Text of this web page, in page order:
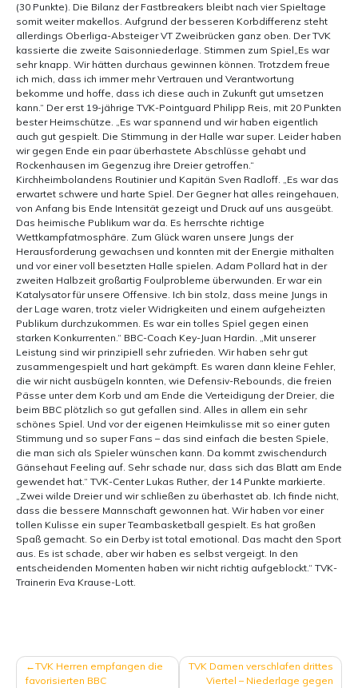
(30 Punkte). Die Bilanz der Fastbreakers bleibt nach vier Spieltage
somit weiter makellos. Aufgrund der besseren Korbdifferenz steht
allerdings Oberliga-Absteiger VT Zweibrücken ganz oben. Der TVK
kassierte die zweite Saisonniederlage. Stimmen zum Spiel„Es war
sehr knapp. Wir hätten durchaus gewinnen können. Trotzdem freue
ich mich, dass ich immer mehr Vertrauen und Verantwortung
bekomme und hoffe, dass ich diese auch in Zukunft gut umsetzen
kann.“ Der erst 19-jährige TVK-Pointguard Philipp Reis, mit 20 Punkten
bester Heimschütze. „Es war spannend und wir haben eigentlich
auch gut gespielt. Die Stimmung in der Halle war super. Leider haben
wir gegen Ende ein paar überhastete Abschlüsse gehabt und
Rockenhausen im Gegenzug ihre Dreier getroffen.“
Kirchheimbolandens Routinier und Kapitän Sven Radloff. „Es war das
erwartet schwere und harte Spiel. Der Gegner hat alles reingehauen,
von Anfang bis Ende Intensität gezeigt und Druck auf uns ausgeübt.
Das heimische Publikum war da. Es herrschte richtige
Wettkampfatmosphäre. Zum Glück waren unsere Jungs der
Herausforderung gewachsen und konnten mit der Energie mithalten
und vor einer voll besetzten Halle spielen. Adam Pollard hat in der
zweiten Halbzeit großartig Foulprobleme überwunden. Er war ein
Katalysator für unsere Offensive. Ich bin stolz, dass meine Jungs in
der Lage waren, trotz vieler Widrigkeiten und einem aufgeheizten
Publikum durchzukommen. Es war ein tolles Spiel gegen einen
starken Konkurrenten.“ BBC-Coach Key-Juan Hardin. „Mit unserer
Leistung sind wir prinzipiell sehr zufrieden. Wir haben sehr gut
zusammengespielt und hart gekämpft. Es waren dann kleine Fehler,
die wir nicht ausbügeln konnten, wie Defensiv-Rebounds, die freien
Pässe unter dem Korb und am Ende die Verteidigung der Dreier, die
beim BBC plötzlich so gut gefallen sind. Alles in allem ein sehr
schönes Spiel. Und vor der eigenen Heimkulisse mit so einer guten
Stimmung und so super Fans – das sind einfach die besten Spiele,
die man sich als Spieler wünschen kann. Da kommt zwischendurch
Gänsehaut Feeling auf. Sehr schade nur, dass sich das Blatt am Ende
gewendet hat.“ TVK-Center Lukas Ruther, der 14 Punkte markierte.
„Zwei wilde Dreier und wir schließen zu überhastet ab. Ich finde nicht,
dass die bessere Mannschaft gewonnen hat. Wir haben vor einer
tollen Kulisse ein super Teambasketball gespielt. Es hat großen
Spaß gemacht. So ein Derby ist total emotional. Das macht den Sport
aus. Es ist schade, aber wir haben es selbst vergeigt. In den
entscheidenden Momenten haben wir nicht richtig aufgeblockt.“ TVK-
Trainerin Eva Krause-Lott.
BEITRAGSNAVIGATION
TVK Herren empfangen die
favorisierten BBC
TVK Damen verschlafen drittes
Viertel – Niederlage gegen